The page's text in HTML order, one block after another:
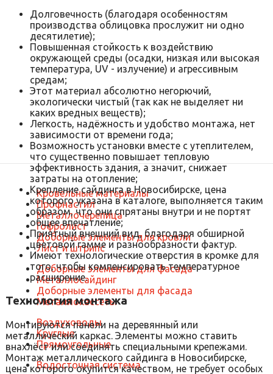
Долговечность (благодаря особенностям
производства облицовка прослужит ни одно
десятилетие);
Повышенная стойкость к воздействию
окружающей среды (осадки, низкая или высокая
температура, UV - излучение) и агрессивным
средам;
Этот материал абсолютно негорючий,
экологически чистый (так как не выделяет ни
каких вредных веществ);
Легкость, надёжность и удобство монтажа, нет
зависимости от времени года;
Возможность установки вместе с утеплителем,
что существенно повышает тепловую
эффективность здания, а значит, снижает
затраты на отопление;
Крепление сайдинга в Новосибирске, цена
которого указана в каталоге, выполняется таким
образом, что они спрятаны внутри и не портят
общее впечатление;
Приятный внешний вид, благодаря обширной
цветовой гамме и разнообразности фактур.
Имеют технологические отверстия в кромке для
того, чтобы компенсировать температурное
расширение.
Технология монтажа
Монтируются панели на деревянный или
металлический каркас. Элементы можно ставить
внахлёст или соединять специальными крепежами.
Монтаж металлического сайдинга в Новосибирске,
цена которого окупится качеством, не требует особых
Кровельные материалы
Профнастил
Металлочерепица
Гофролист
Доборные элементы для кровли
Лист и штрипс
Доборные элементы для фасада
Металлосайдинг
Доборные элементы для фасада
Металлокассеты
Воздуховоды
Круглые
Прямоугольные
Водосточная система